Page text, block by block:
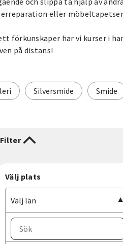
eller
förkunskaper har vi kurser i
på distans!
Silversmide Smide
Filter
Välj plats
Välj län
Välj ort